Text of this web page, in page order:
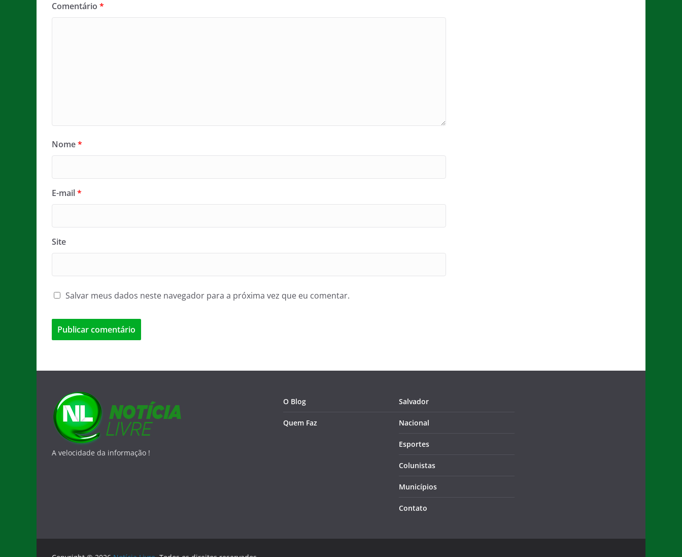
Comentário *
Nome*
E-mail*
Site
Salvar meus dados neste navegador para a próxima vez que eu comentar.
A velocidade da informação !
O Blog
Quem Faz
Salvador
Nacional
Esportes
Colunistas
Municípios
Contato